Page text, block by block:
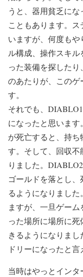
うと、器用貧乏に
こともあります。
いますが、何度も
ル構成、操作スキ
った装備を探した
のあたりが、このゲ
す。
それでも、
になったと思いま
が死亡すると、持
す。そして、回収
りました。
ゴールドを落とし
るようになりまし
ますが、一旦ゲー
った場所に場所に
きるようになりま
ドリーになったと言
当時はやっとイン